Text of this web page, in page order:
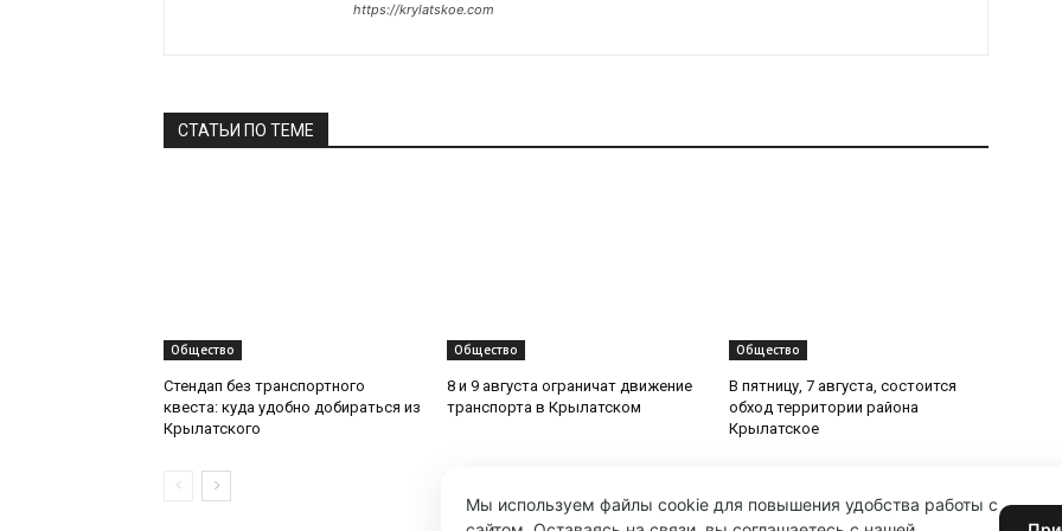
https://krylatskoe.com
СТАТЬИ ПО ТЕМЕ
Общество
Стендап без транспортного
квеста: куда удобно добираться из
Крылатского
Общество
8 и 9 августа ограничат движение
транспорта в Крылатском
Общество
В пятницу, 7 августа, состоится
обход территории района
Крылатское
Мы используем файлы cookie для повышения удобства работы с